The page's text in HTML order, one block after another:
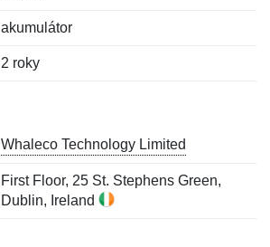
akumulátor
2 roky
Whaleco Technology Limited
First Floor, 25 St. Stephens Green,
Dublin, Ireland